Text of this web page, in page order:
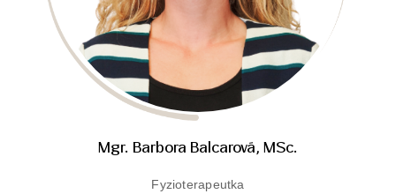
Mgr. Barbora Balcarová, MSc.
Fyzioterapeutka